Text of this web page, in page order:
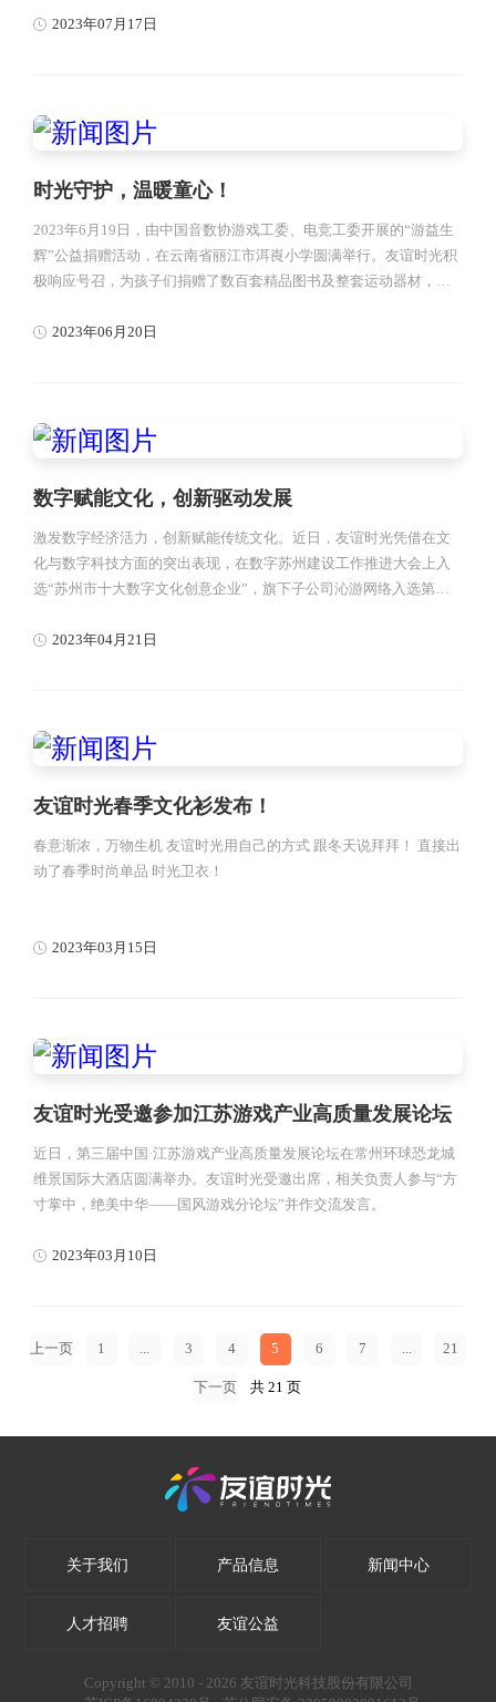
2023年07月17日
时光守护，温暖童心！
2023年6月19日，由中国音数协游戏工委、电竞工委开展的“游益生
辉”公益捐赠活动，在云南省丽江市洱崀小学圆满举行。友谊时光积
极响应号召，为孩子们捐赠了数百套精品图书及整套运动器材，并
2023年06月20日
数字赋能文化，创新驱动发展
激发数字经济活力，创新赋能传统文化。近日，友谊时光凭借在文
化与数字科技方面的突出表现，在数字苏州建设工作推进大会上入
选“苏州市十大数字文化创意企业”，旗下子公司沁游网络入选第一
友谊时光作为优秀企业代表进行交流发言。
2023年04月21日
友谊时光春季文化衫发布！
春意渐浓，万物生机 友谊时光用自己的方式 跟冬天说拜拜！ 直接出
动了春季时尚单品 时光卫衣！
2023年03月15日
友谊时光受邀参加江苏游戏产业高质量发展论坛
近日，第三届中国·江苏游戏产业高质量发展论坛在常州环球恐龙城
维景国际大酒店圆满举办。友谊时光受邀出席，相关负责人参与“方
寸掌中，绝美中华——国风游戏分论坛”并作交流发言。
2023年03月10日
上一页 1 ... 3 4 5 6 7 ... 21
下一页 共 21 页
关于我们 产品信息 新闻中心
人才招聘 友谊公益
Copyright © 2010 - 2026 友谊时光科技股份有限公司